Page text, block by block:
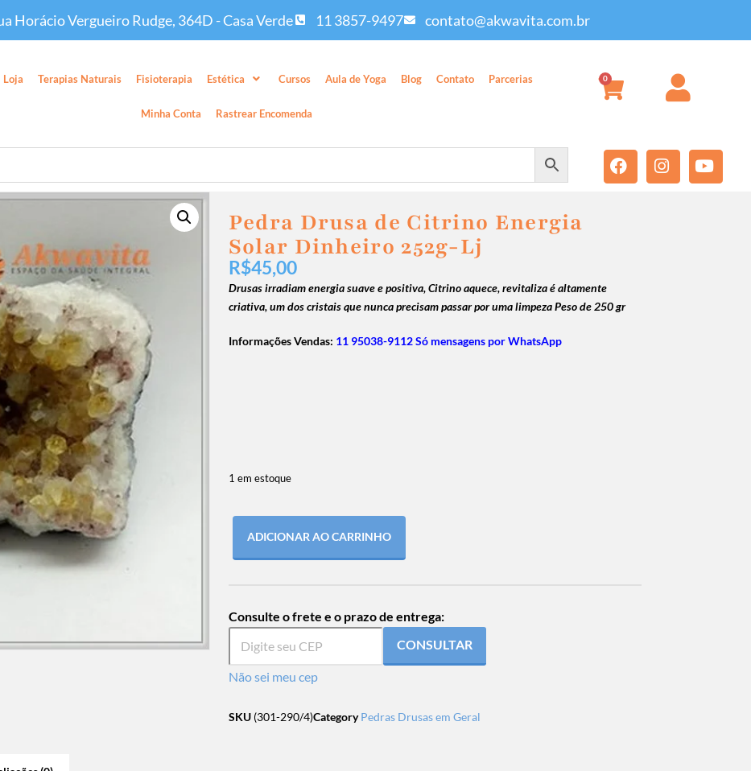
Horácio Vergueiro Rudge, 364D - Casa Verde 11 3857-9497 contato@akwavita.com.br
Loja Terapias Naturais Fisioterapia Estética Cursos Aula de Yoga Blog Contato Parcerias
Minha Conta Rastrear Encomenda
0
Pedra Drusa de Citrino Energia
Solar Dinheiro 252g-Lj
R$45,00
Drusas irradiam energia suave e positiva, Citrino aquece, revitaliza é altamente
criativa, um dos cristais que nunca precisam passar por uma limpeza Peso de 250 gr
Informações Vendas: 11 95038-9112 Só mensagens por WhatsApp
1 em estoque
ADICIONAR AO CARRINHO
Consulte o frete e o prazo de entrega:
CONSULTAR
Não sei meu cep
SKU (301-290/4)Category Pedras Drusas em Geral